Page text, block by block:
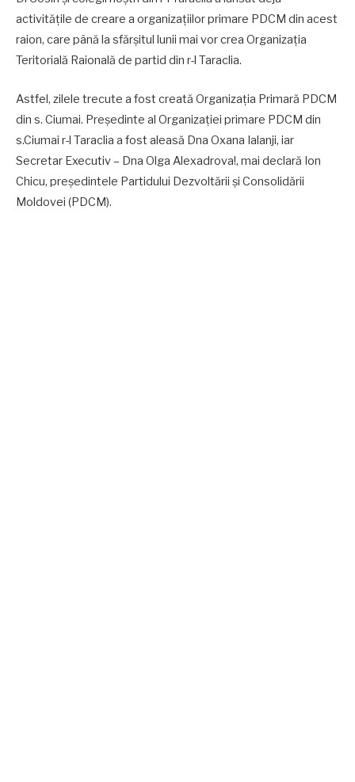
activitățile de creare a organizațiilor primare PDCM din acest
raion, care până la sfărșitul lunii mai vor crea Organizația
Teritorială Raională de partid din r-l Taraclia.
Astfel, zilele trecute a fost creată Organizația Primară PDCM
din s. Ciumai. Președinte al Organizației primare PDCM din
s.Ciumai r-l Taraclia a fost aleasă Dna Oxana Ialanji, iar
Secretar Executiv – Dna Olga Alexadrova!, mai declară Ion
Chicu, președintele Partidului Dezvoltării și Consolidării
Moldovei (PDCM).